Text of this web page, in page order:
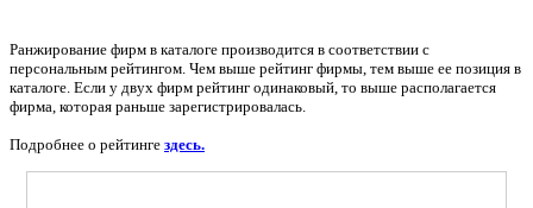
Ранжирование фирм в каталоге производится в соответствии с
персональным рейтингом. Чем выше рейтинг фирмы, тем выше ее позиция в
каталоге. Если у двух фирм рейтинг одинаковый, то выше располагается
фирма, которая раньше зарегистрировалась.
Подробнее о рейтинге здесь.